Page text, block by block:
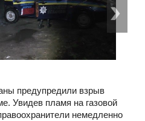
предупредили взрыв
Увидев пламя на газовой
немедленно